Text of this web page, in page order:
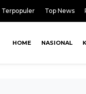
Terpopuler Top News
HOME NASIONAL